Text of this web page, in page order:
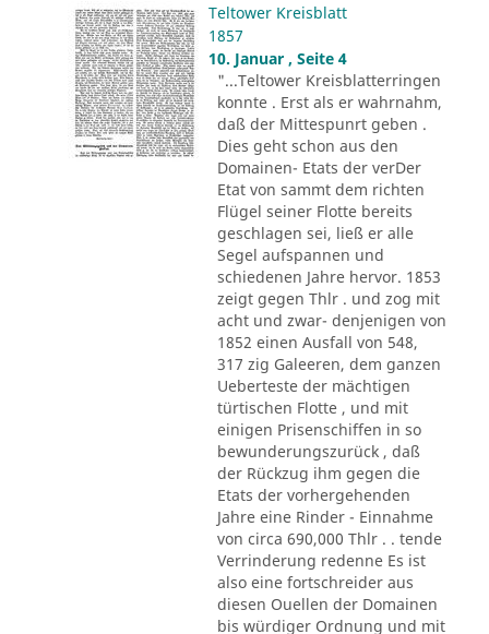
Teltower Kreisblatt
1857
10. Januar , Seite 4
"...Teltower Kreisblatterringen
konnte . Erst als er wahrnahm,
daß der Mittespunrt geben .
Dies geht schon aus den
Domainen- Etats der verDer
Etat von sammt dem richten
Flügel seiner Flotte bereits
geschlagen sei, ließ er alle
Segel aufspannen und
schiedenen Jahre hervor. 1853
zeigt gegen Thlr . und zog mit
acht und zwar- denjenigen von
1852 einen Ausfall von 548,
317 zig Galeeren, dem ganzen
Ueberteste der mächtigen
türtischen Flotte , und mit
einigen Prisenschiffen in so
bewunderungszurück , daß
der Rückzug ihm gegen die
Etats der vorhergehenden
Jahre eine Rinder - Einnahme
von circa 690,000 Thlr . . tende
Verrinderung redenne Es ist
also eine fortschreider aus
diesen Ouellen der Domainen
bis würdiger Ordnung und mit